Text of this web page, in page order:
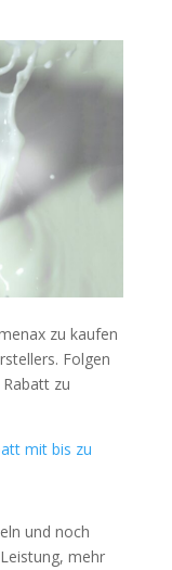
zu kaufen
Folgen
zu
mit bis zu
und noch
mehr